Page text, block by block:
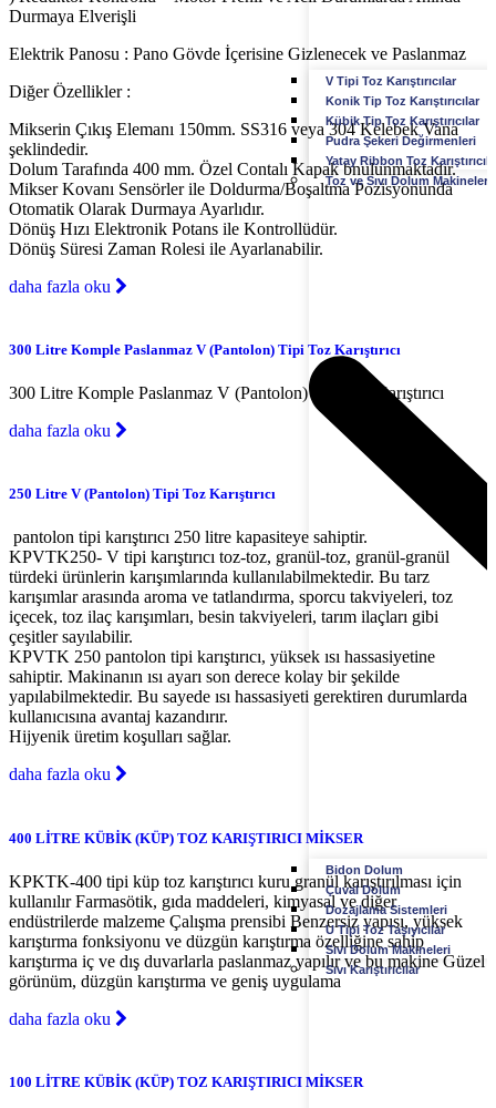
V Tipi Toz Karıştırıcılar
Konik Tip Toz Karıştırıcılar
Kübik Tip Toz Karıştırıcılar
Pudra Şekeri Değirmenleri
Yatay Ribbon Toz
Toz ve Sıvı Dolum Makineleri
Bidon Dolum
Çuval Dolum
Dozajlama Sistemleri
U Tipi Toz Taşıyıcılar
Sıvı Dolum Makineleri
Sıvı Karıştırıcılar
Durmaya Elverişli
Elektrik Panosu : Pano Gövde İçerisine Gizlenecek ve Paslanmaz
Diğer Özellikler :
Mikserin Çıkış Elemanı 150mm. SS316 veya 304 Kelebek Vana
şeklindedir.
Dolum Tarafında 400 mm. Özel Contalı Kapak bnulunmaktadır.
Mikser Kovanı Sensörler ile Doldurma/Boşaltma Pozisyonunda
Otomatik Olarak Durmaya Ayarlıdır.
Dönüş Hızı Elektronik Potans ile Kontrollüdür.
Dönüş Süresi Zaman Rolesi ile Ayarlanabilir.
daha fazla oku
300 Litre Komple Paslanmaz V (Pantolon) Tipi Toz Karıştırıcı
300 Litre Komple Paslanmaz V (Pantolon) Tipi Toz Karıştırıcı
daha fazla oku
250 Litre V (Pantolon) Tipi Toz Karıştırıcı
pantolon tipi karıştırıcı 250 litre kapasiteye sahiptir.
KPVTK250- V tipi karıştırıcı toz-toz, granül-toz, granül-granül
türdeki ürünlerin karışımlarında kullanılabilmektedir. Bu tarz
karışımlar arasında aroma ve tatlandırma, sporcu takviyeleri, toz
içecek, toz ilaç karışımları, besin takviyeleri, tarım ilaçları gibi
çeşitler sayılabilir.
KPVTK 250 pantolon tipi karıştırıcı, yüksek ısı hassasiyetine
sahiptir. Makinanın ısı ayarı son derece kolay bir şekilde
yapılabilmektedir. Bu sayede ısı hassasiyeti gerektiren durumlarda
kullanıcısına avantaj kazandırır.
Hijyenik üretim koşulları sağlar.
daha fazla oku
400 LİTRE KÜBİK (KÜP) TOZ KARIŞTIRICI MİKSER
KPKTK-400 tipi küp toz karıştırıcı kuru granül karıştırılması için
kullanılır Farmasötik, gıda maddeleri, kimyasal ve diğer
endüstrilerde malzeme Çalışma prensibi Benzersiz yapısı, yüksek
karıştırma fonksiyonu ve düzgün karıştırma özelliğine sahip
karıştırma iç ve dış duvarlarla paslanmaz yapılır ve bu makine Güzel
görünüm, düzgün karıştırma ve geniş uygulama
daha fazla oku
100 LİTRE KÜBİK (KÜP) TOZ KARIŞTIRICI MİKSER